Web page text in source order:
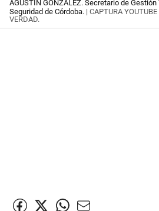
AGUSTÍN GONZÁLEZ. Secretario de
Seguridad de Córdoba. | CAPTURA
VERDAD.